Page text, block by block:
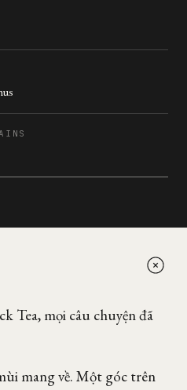
Tea, mọi câu chuyện đã
mang về. Một góc trên